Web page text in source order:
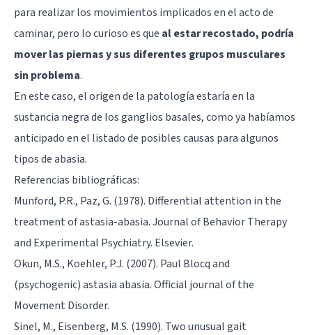
para realizar los movimientos implicados en el acto de
caminar, pero lo curioso es que al estar recostado, podría
mover las piernas y sus diferentes grupos musculares
sin problema.
En este caso, el origen de la patología estaría en la
sustancia negra de los ganglios basales, como ya habíamos
anticipado en el listado de posibles causas para algunos
tipos de abasia.
Referencias bibliográficas:
Munford, P.R., Paz, G. (1978). Differential attention in the
treatment of astasia-abasia. Journal of Behavior Therapy
and Experimental Psychiatry. Elsevier.
Okun, M.S., Koehler, P.J. (2007). Paul Blocq and
(psychogenic) astasia abasia. Official journal of the
Movement Disorder.
Sinel, M., Eisenberg, M.S. (1990). Two unusual gait